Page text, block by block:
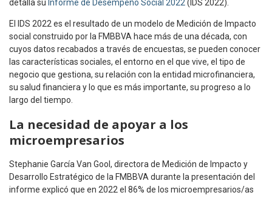
detalla su Informe de Desempeño Social 2022 (IDS 2022).
El IDS 2022 es el resultado de un modelo de Medición de Impacto
social construido por la FMBBVA hace más de una década, con
cuyos datos recabados a través de encuestas, se pueden conocer
las características sociales, el entorno en el que vive, el tipo de
negocio que gestiona, su relación con la entidad microfinanciera,
su salud financiera y lo que es más importante, su progreso a lo
largo del tiempo.
La necesidad de apoyar a los
microempresarios
Stephanie García Van Gool, directora de Medición de Impacto y
Desarrollo Estratégico de la FMBBVA durante la presentación del
informe explicó que en 2022 el 86% de los microempresarios/as